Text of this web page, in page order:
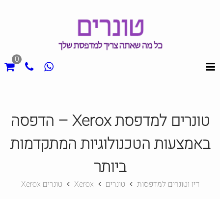
0
טונרים למדפסת Xerox – הדפסה
באמצעות הטכנולוגיות המתקדמות
ביותר
דיו וטונרים למדפסות טונרים Xerox טונרים Xerox